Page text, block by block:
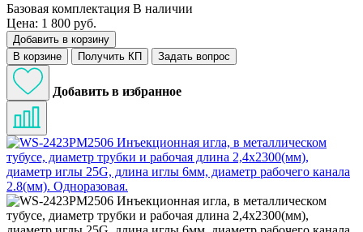
Базовая комплектация В наличии
Цена: 1 800 руб.
Добавить в корзину
В корзине
Получить КП Задать вопрос
Добавить в избранное